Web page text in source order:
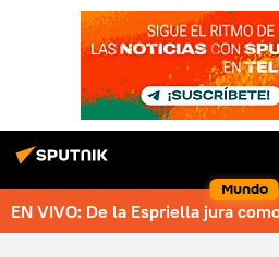
Mundo
EN VIVO: De la Espriella jura